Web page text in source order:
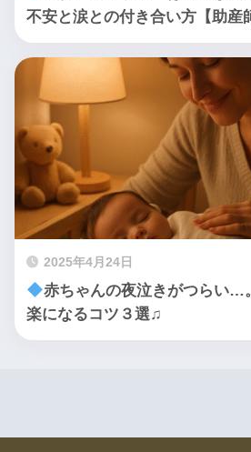
不安と涙との付き合い方【助産
2025年4月24日
赤ちゃんの夜泣きがつらい…
楽になるコツ３選♫